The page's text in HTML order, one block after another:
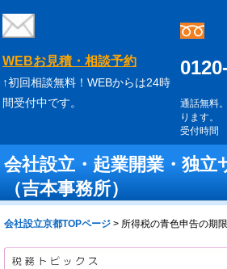
WEBお見積・相談予約
↑初回相談無料！WEBからは24時
間受付中です。
通話無料
ります。
受付時間
会社設立・起業開業・独立
（吉本事務所）
会社設立京都TOPページ > 所得税の青色申告の期